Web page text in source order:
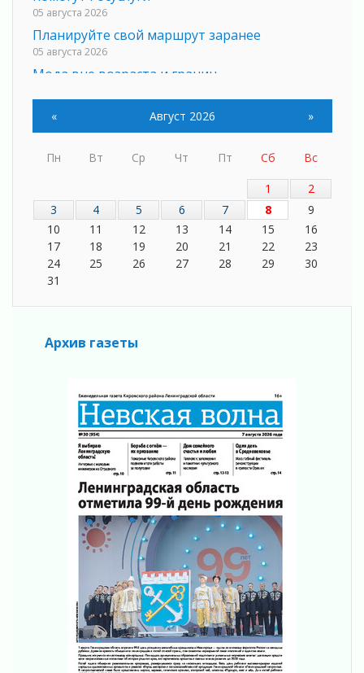
05 августа 2026
Планируйте свой маршрут заранее
05 августа 2026
Мода вне возраста и границ
Марафон обновлений
05 августа 2026
Добровольцы огненного фронта
05 августа 2026
Лучшая из лучших
05 августа 2026
Пульс региона
05 августа 2026
«Результат командный, заслуга каждого
05 августа 2026
Не оставят в беде
05 августа 2026
На лидирующих позициях
04 августа 2026
Итоги конкурса «Лучший работник
Кадрового центра – 2026» подведены!
04 августа 2026
Ставка на дисциплину на перекрестках
04 августа 2026
В Ленобласти растет потребление
мобильного трафика
04 августа 2026
Полумрак бьёт по карману
04 августа 2026
« Август 2026 »
Пн Вт Ср Чт Пт Сб
Вс
1
2
3
4 5 6 7 8
9
10
11 12 13 14 15
16
17
18 19 20 21 22
23
24
25 26 27 28 29
30
31
Архив газеты